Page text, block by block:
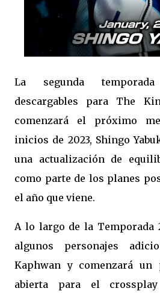
La segunda
descargables para The
comenzará el próximo
inicios de 2023, Shingo
una actualización de
como parte de los planes
el año que viene.
A lo largo de la Temporada
algunos personajes
Kaphwan y comenzará un
abierta para el